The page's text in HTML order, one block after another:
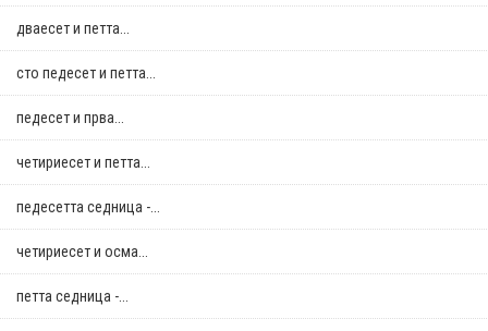
дваесет и петта...
сто педесет и петта...
педесет и прва...
четириесет и петта...
педесетта седница -...
четириесет и осма...
петта седница -...